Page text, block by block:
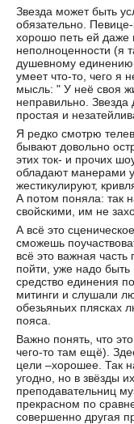
Звезда может быть
обязательно.
хорошо петь ей даже
неполноценности (я
душевному
умеет что-то, чего я
мысль: " У неё своя
неправильно. Звезда
простая и
Я редко смотрю
бывают довольно
этих ток- и прочих
обладают манерами
жестикулируют,
А потом поняла: так
свойскими, им не
А всё это
сможешь
всё это важная
пойти, уже надо
средство единения
митинги и слушали
обезьяньих плясках
пояса.
Важно понять, что
чего-то там ещё).
цели –хорошее. Так
угодно, но в звёзды
преподавательниц
прекрасном по
совершенно другая